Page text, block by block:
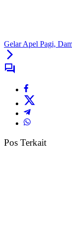
Gelar Apel Pagi,
Pos Terkait